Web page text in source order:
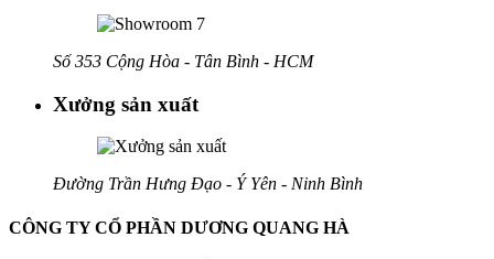
Số 353 Cộng Hòa - Tân Bình - HCM
Xưởng sản xuất
Đường Trần Hưng Đạo - Ý Yên - Ninh Bình
CÔNG TY CỔ PHẦN DƯƠNG QUANG HÀ